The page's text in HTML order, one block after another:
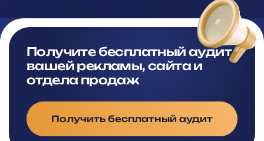
Получите бесплатный аудит
вашей рекламы, сайта и
отдела продаж
Получить бесплатный аудит